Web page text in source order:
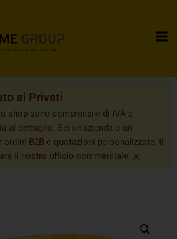
ai Privati
shop sono comprensivi di IVA e
al dettaglio. Sei un’azienda o un
ordini B2B e quotazioni personalizzate, ti
il nostro ufficio commerciale. ×